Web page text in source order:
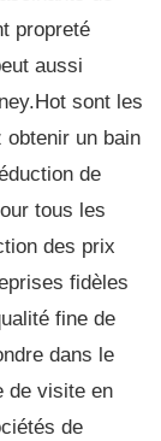
propreté
aussi
sont les
obtenir un bain
de
tous les
des prix
fidèles
fine de
dans le
de visite en
de